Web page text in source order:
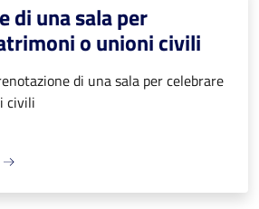
di una sala per
o unioni civili
di una sala per celebrare
civili